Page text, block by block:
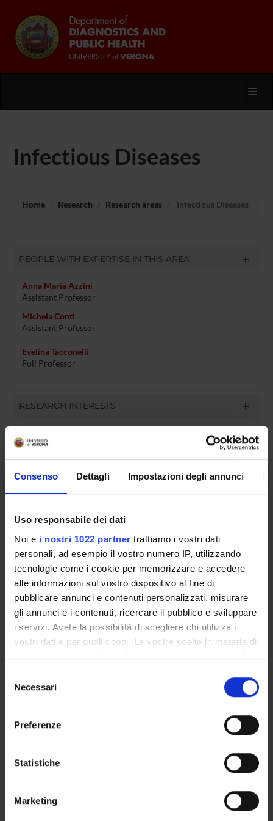
Consenso Dettagli Impostazioni degli annunci
Uso responsabile dei dati
Noi e i nostri 1022 partner trattiamo i vostri dati
personali, ad esempio il vostro numero IP, utilizzando
tecnologie come i cookie per memorizzare e accedere
alle informazioni sul vostro dispositivo al fine di
pubblicare annunci e contenuti personalizzati, misurare
gli annunci e i contenuti, ricercare il pubblico e sviluppare
i servizi. Avete la possibilità di scegliere chi utilizza i
vostri dati e per quali scopi. Le vostre scelte in materia di
privacy sono applicabili solo su questa proprietà digitale
modificare o revocare il proprio consenso in qualsiasi
momento dalla Dichiarazione sui cookie o facendo clic
raccogliere informazioni sulla tua posizione
geografica, con un'approssimazione di qualche
Identificare il tuo dispositivo, scansionandolo
delNecessari
Preferenze
Statistiche
Marketing
Infectious Diseases
Home Research Research areas Infectious Diseases
PEOPLE WITH EXPERTISE IN THIS AREA
Anna Maria Azzini
Assistant Professor
Michela Conti
Assistant Professor
Evelina Tacconelli
Full Professor
RESEARCH INTERESTS
ACTIVITIES
Engineering
Gastroenterology & Hepatology
Health Care Sciences & Services
Infectious Diseases
Medical Laboratory Technology
Medicine
Microbiology
Pharmacology & Pharmacy
Public, Environmental & Occupational Health
PHD PROGRAMMES
RESEARCH FACILITIES